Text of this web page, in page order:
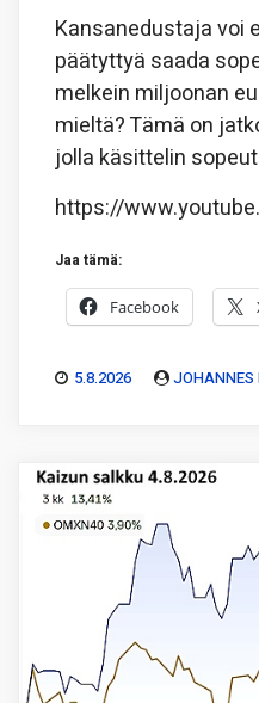
Kansanedustaja voi
päätyttyä saada
melkein miljoonan
mieltä? Tämä on
jolla käsittelin
https://
Jaa tämä:
Facebook
5.8.2026 JOHANNES